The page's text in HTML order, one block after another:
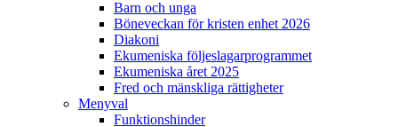
Barn och unga
Böneveckan för kristen enhet 2026
Diakoni
Ekumeniska följeslagarprogrammet
Ekumeniska året 2025
Fred och mänskliga rättigheter
Menyval
Funktionshinder